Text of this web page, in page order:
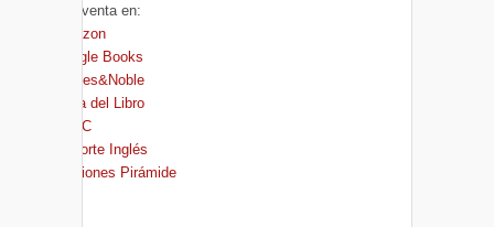
A la venta en:
Amazon
Google Books
Barnes&Noble
Casa del Libro
FNAC
El Corte Inglés
Ediciones Pirámide